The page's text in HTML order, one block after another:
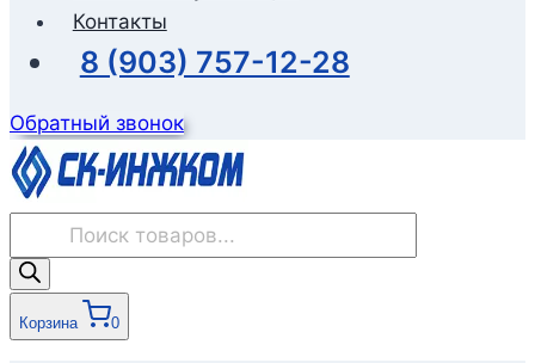
Контакты
8 (903) 757-12-28
Обратный звонок
товаров
Корзина 0